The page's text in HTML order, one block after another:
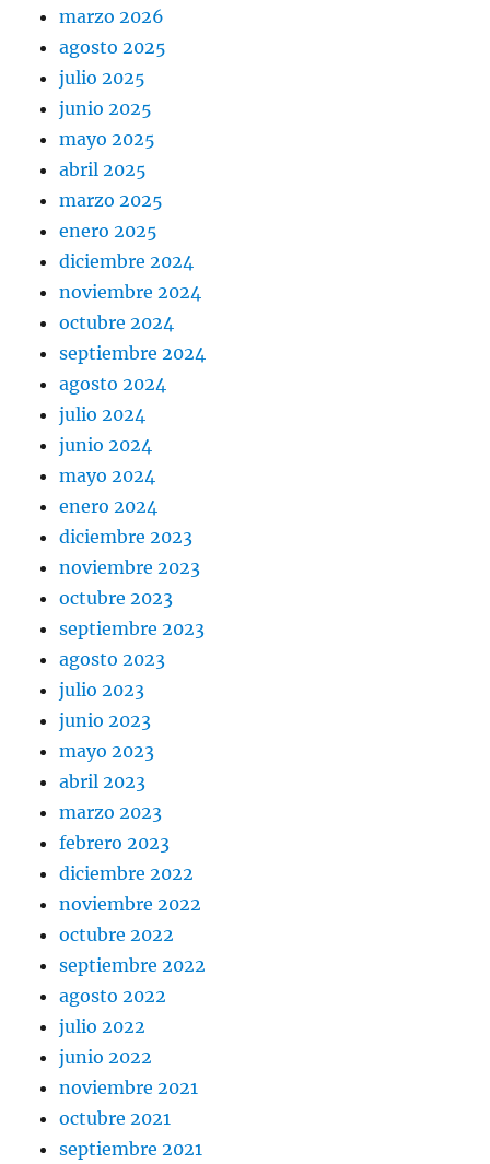
marzo 2026
agosto 2025
julio 2025
junio 2025
mayo 2025
abril 2025
marzo 2025
enero 2025
diciembre 2024
noviembre 2024
octubre 2024
septiembre 2024
agosto 2024
julio 2024
junio 2024
mayo 2024
enero 2024
diciembre 2023
noviembre 2023
octubre 2023
septiembre 2023
agosto 2023
julio 2023
junio 2023
mayo 2023
abril 2023
marzo 2023
febrero 2023
diciembre 2022
noviembre 2022
octubre 2022
septiembre 2022
agosto 2022
julio 2022
junio 2022
noviembre 2021
octubre 2021
septiembre 2021